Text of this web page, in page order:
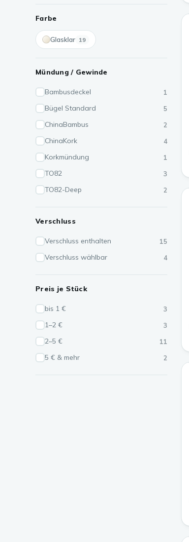
Farbe
Glasklar 19
Mündung / Gewinde
Bambusdeckel 1
Bügel Standard 5
ChinaBambus 2
ChinaKork 4
Korkmündung 1
TO82 3
TO82-Deep 2
Verschluss
Verschluss enthalten 15
Verschluss wählbar 4
Preis je Stück
bis 1 € 3
1–2 € 3
2–5 € 11
5 € & mehr 2